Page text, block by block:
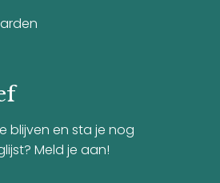
blijven en sta je nog
Meld je aan!